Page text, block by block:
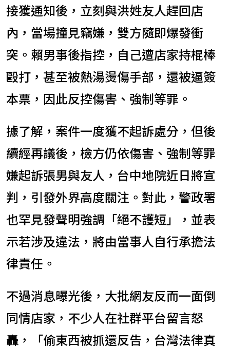
接獲通知後，立刻與洪姓友人趕回店
內，當場撞見竊嫌，雙方隨即爆發衝
突。賴男事後指控，自己遭店家持棍棒
毆打，甚至被熱湯燙傷手部，還被逼簽
本票，因此反控傷害、強制等罪。
據了解，案件一度獲不起訴處分，但後
續經再議後，檢方仍依傷害、強制等罪
嫌起訴張男與友人，台中地院近日將宣
判，引發外界高度關注。對此，警政署
也罕見發聲明強調「絕不護短」，並表
示若涉及違法，將由當事人自行承擔法
律責任。
不過消息曝光後，大批網友反而一面倒
同情店家，不少人在社群平台留言怒
轟，「偷東西被抓還反告，台灣法律真